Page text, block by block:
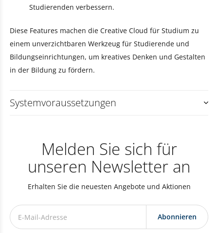
Studierenden verbessern.
Diese Features machen die Creative Cloud für Studium zu
einem unverzichtbaren Werkzeug für Studierende und
Bildungseinrichtungen, um kreatives Denken und Gestalten
in der Bildung zu fördern.
Systemvoraussetzungen
Melden Sie sich für
unseren Newsletter an
Erhalten Sie die neuesten Angebote und Aktionen
Abonnieren